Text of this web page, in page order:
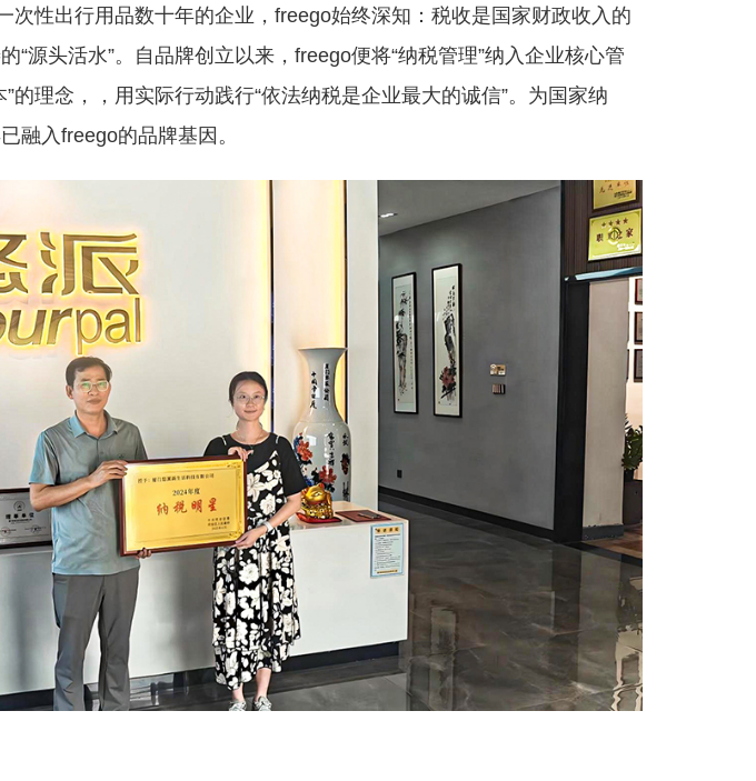
次性出行用品数十年的企业， freego始终深知：税收是国家财政收入的
“源头活水”。自品牌创立以来，freego便将“纳税管理”纳入企业核心管
的理念，，用实际行动践行“依法纳税是企业最大的诚信”。为国家纳
融入freego的品牌基因。